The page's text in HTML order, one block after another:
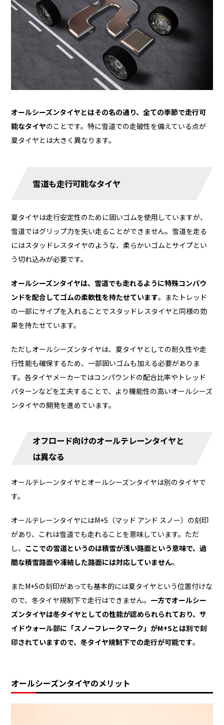
オールシーズンタイヤとはその名の通り、全ての季節で走行可
能なタイヤのことです。特に雪道での走破性を備えている点が
夏タイヤとは大きく異なります。
雪道も走行可能なタイヤ
夏タイヤは走行安定性のために固いゴムを使用していますが、
雪道ではグリップ力を失い走ることができません。雪道を走る
にはスタッドレスタイヤのような、柔らかいゴムとサイプとい
う切れ込みが必要です。
オールシーズンタイヤは、雪道でも走れるように特殊コンパウ
ンドを配合してゴムの柔軟性を持たせています。またトレッド
の一部にサイプを入れることでスタッドレスタイヤと同様の効
果を持たせています。
ただしオールシーズンタイヤは、夏タイヤとしての耐久性や走
行性能も確保するため、一部固いゴムも加える必要がありま
す。各タイヤメーカーではコンパウンドの配合比率やトレッド
パターンなどを工夫することで、より機能性の高いオールシーズ
ンタイヤの開発を進めています。
オフロード向けのオールテレーンタイヤと
は異なる
オールテレーンタイヤとオールシーズンタイヤは別のタイヤで
す。
オールテレーンタイヤにはM+S（マッド アンド スノー）の刻印
があり、これは雪道でも走れることを意味しています。ただ
し、 ここでの雪道というのは積雪が浅い路面という意味で、過
酷な積雪路面や凍結した路面には対応していません。
またM+Sの刻印があっても基本的には夏タイヤという位置付けな
ので、冬タイヤ規制下で走行はできません。 一方でオールシー
ズンタイヤは冬タイヤとしての性能が認められられており、サ
イドウォール部に「スノーフレークマーク」がM+Sとは別で刻
印されていますので、冬タイヤ規制下での走行が可能です。
オールシーズンタイヤのメリット